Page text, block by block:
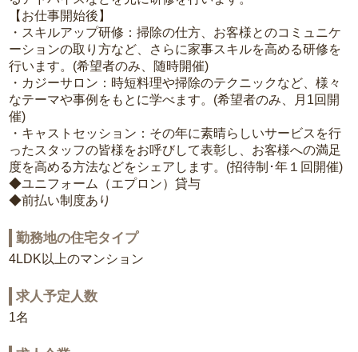
【お仕事開始後】
・スキルアップ研修：掃除の仕方、お客様とのコミュニケ
ーションの取り方など、さらに家事スキルを高める研修を
行います。(希望者のみ、随時開催)
・カジーサロン：時短料理や掃除のテクニックなど、様々
なテーマや事例をもとに学べます。(希望者のみ、月1回開
催)
・キャストセッション：その年に素晴らしいサービスを行
ったスタッフの皆様をお呼びして表彰し、お客様への満足
度を高める方法などをシェアします。(招待制･年１回開催)
◆ユニフォーム（エプロン）貸与
◆前払い制度あり
勤務地の住宅タイプ
4LDK以上のマンション
求人予定人数
1名